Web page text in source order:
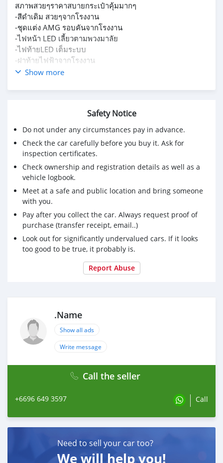
สภาพสวยๆราคาสบายกระเป๋าคุ้มมากๆ
-สีดำเดิม สวยๆจากโรงงาน
-ชุดแต่ง AMG รอบคันจากโรงงาน
-ไฟหน้า LED เลี้ยวตามพวงมาลัย
-ไฟท้ายLED เต็มระบบ
-ฝาท้ายไฟฟ้าจากโรงงาน
- ชุดจอเครื่องเสียงชุดใหญ่ rocket sound
-ภายในเบาะหนังแท้สีดำ
-หลังคา panoramic sunroof
-กุญแจ keyless go
-รถวิ่งไปเพียง 11x,xxx km.
-เครื่องยนต์ดีเซล 4 สูบ 2,143 cc.
- ให้กำลังสูงสุด 204 แรงม้า
-เกียร์อัตโนมัติ 9G-tronic
-ระบบขับเคลื่อน 4ล้อ 4Matic
รถออกศูนย์ มือเดียว ประวัติครบๆ สภาพสวยๆต้องคันนี้เลย
พร้อมใช้งานมีคันเดียวเท่านั้น
+++ ราคาพิเศษ 1,590,000 บาท +++
จัดไฟแนนซ์ ได้เต็ม ฟรีดาวน์ ดอกเบี้ยไม่แพง
ผ่อน 4 ปี งวดละ 39,542 บาท
ผ่อน 5 ปี งวดละ 32,595 บาท
________________________________________________
https://line.me/ti/p/tlfJAeWsaF
Show more
Safety Notice
Do not under any circumstances pay in advance.
Check the car carefully before you buy it. Ask for
inspection certificates.
Check ownership and registration details as well as a
vehicle logbook.
Meet at a safe and public location and bring someone
with you.
Pay after you collect the car. Always request proof of
purchase (transfer receipt, email..)
Look out for significantly undervalued cars. If it looks
too good to be true, it probably is.
Report Abuse
.Name
Show all ads
Write message
Call the seller
+6696 649 3597 Call
Need to sell your car too?
We will help you!